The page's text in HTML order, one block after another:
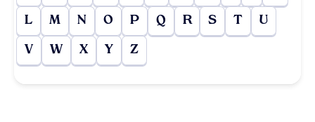
L M N O P Q R S T U
V W X Y Z